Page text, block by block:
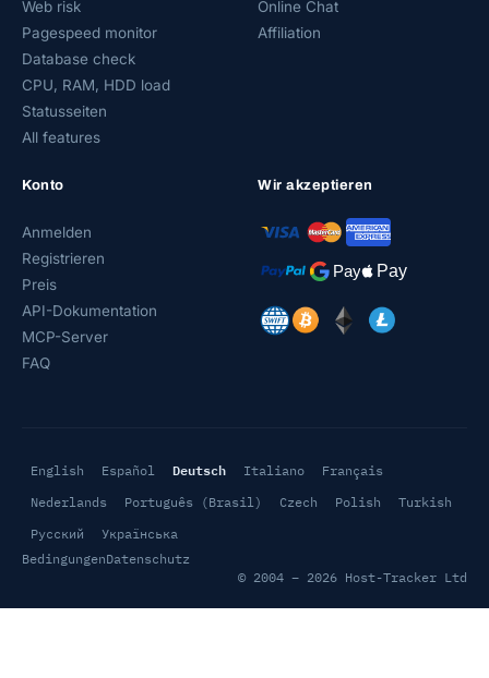
Web risk
Pagespeed monitor
Database check
CPU, RAM, HDD load
Statusseiten
All features
Online Chat
Affiliation
Konto
Anmelden
Registrieren
Preis
API-Dokumentation
MCP-Server
FAQ
Wir akzeptieren
English Español Deutsch Italiano
Français
Nederlands
Português (Brasil) Czech Polish
Turkish
Русский
Українська
BedingungenDatenschutz
© 2004 – 2026 Host-Tracker Ltd